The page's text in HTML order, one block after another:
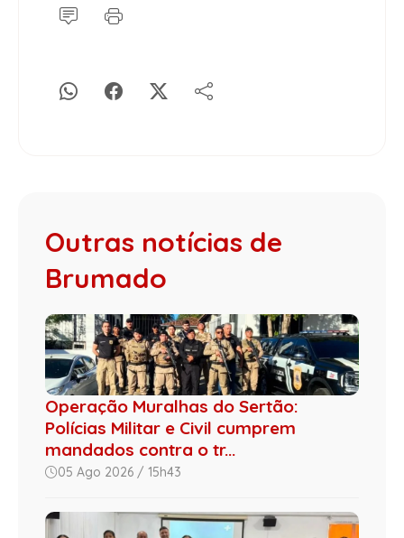
Outras notícias de
Brumado
Operação Muralhas do Sertão:
Polícias Militar e Civil cumprem
mandados contra o tr...
05 Ago 2026 / 15h43